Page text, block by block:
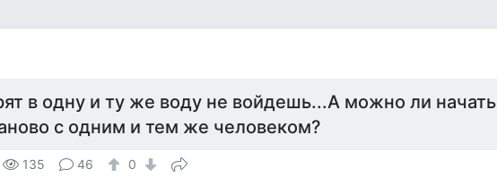
в одну и ту же воду не войдешь...А можно ли начать
с одним и тем же человеком?
135 46 0